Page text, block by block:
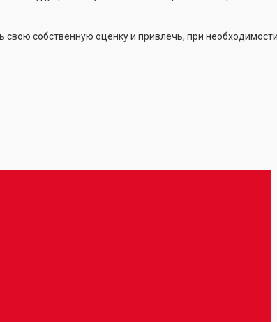
собственную оценку и привлечь, при